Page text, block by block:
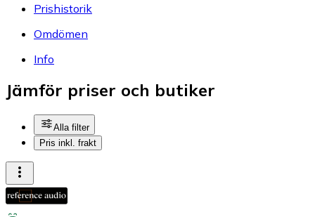
Prishistorik
Omdömen
Info
Jämför priser och butiker
Alla filter
Pris inkl. frakt